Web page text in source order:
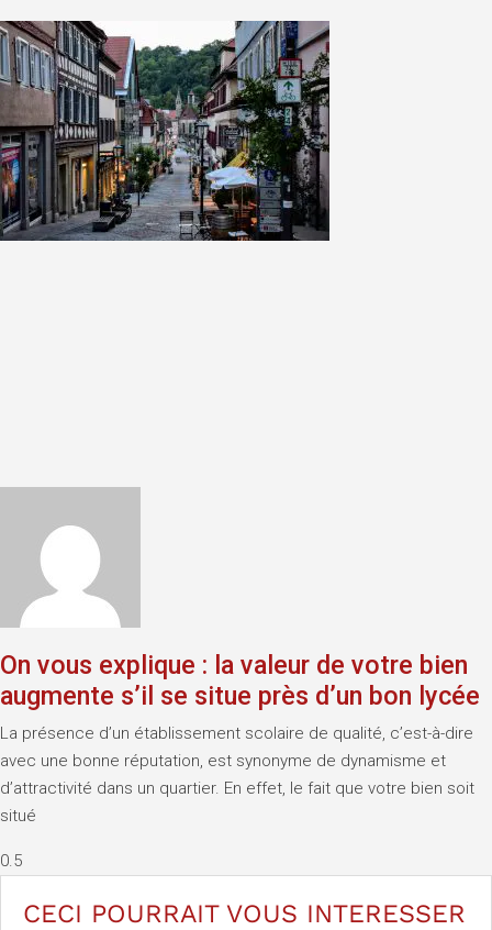
On vous explique : la valeur de votre bien
augmente s’il se situe près d’un bon lycée
La présence d’un établissement scolaire de qualité, c’est-à-dire
avec une bonne réputation, est synonyme de dynamisme et
d’attractivité dans un quartier. En effet, le fait que votre bien soit
situé
CECI POURRAIT VOUS INTERESSER